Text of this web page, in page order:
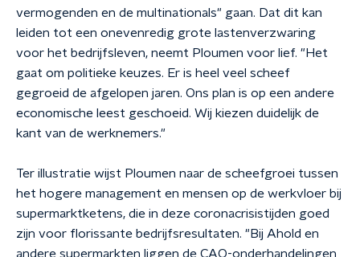
vermogenden en de multinationals" gaan. Dat dit kan
leiden tot een onevenredig grote lastenverzwaring
voor het bedrijfsleven, neemt Ploumen voor lief. "Het
gaat om politieke keuzes. Er is heel veel scheef
gegroeid de afgelopen jaren. Ons plan is op een andere
economische leest geschoeid. Wij kiezen duidelijk de
kant van de werknemers."
Ter illustratie wijst Ploumen naar de scheefgroei tussen
het hogere management en mensen op de werkvloer bij
supermarktketens, die in deze coronacrisistijden goed
zijn voor florissante bedrijfsresultaten. "Bij Ahold en
andere supermarkten liggen de CAO-onderhandelingen